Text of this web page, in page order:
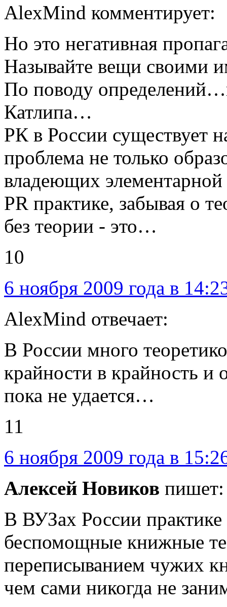
AlexMind комментирует:
Но это негативная
Называйте вещи своими
По поводу
Катлипа…
PК в России существует
проблема не только
владеющих
PR практике, забывая о
без теории - это…
10
6 ноября 2009 года в
AlexMind отвечает:
В России много
крайности в крайность и
пока не удается…
11
6 ноября 2009 года в
Алексей Новиков пишет:
В ВУЗах России практике
беспомощные книжные
переписыванием чужих
чем сами никогда не